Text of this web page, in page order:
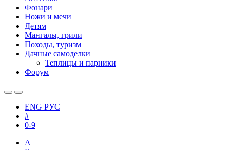
Фонари
Ножи и мечи
Детям
Мангалы, грили
Походы, туризм
Дачные самоделки
Теплицы и парники
Форум
ENG РУС
#
0-9
А